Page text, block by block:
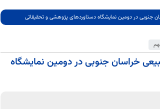
جنوبی در دومین نمایشگاه دستاوردهای پژوهشی و تحقیقاتی
خراسان جنوبی در دومین نمایشگاه